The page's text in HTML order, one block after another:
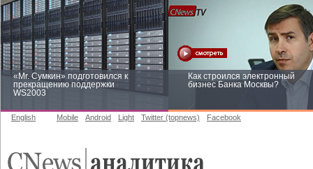
«Mr. Сумкин» подготовился к
прекращению поддержки
WS2003
Как строился электронный
бизнес Банка Москвы?
English Mobile Android Light Twitter (topnews) Facebook